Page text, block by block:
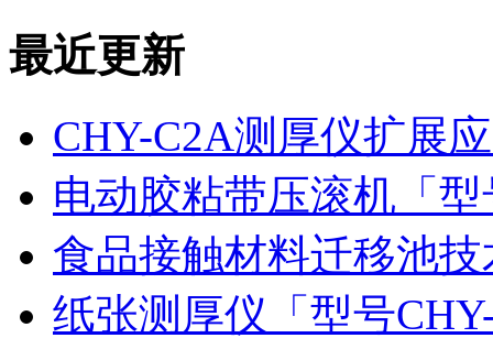
最近更新
CHY-C2A测厚仪扩展
电动胶粘带压滚机「
食品接触材料迁移池
纸张测厚仪「型号